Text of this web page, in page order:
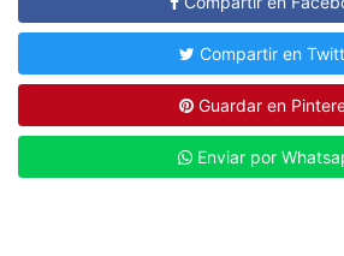
Compartir en
Guardar en
Enviar por